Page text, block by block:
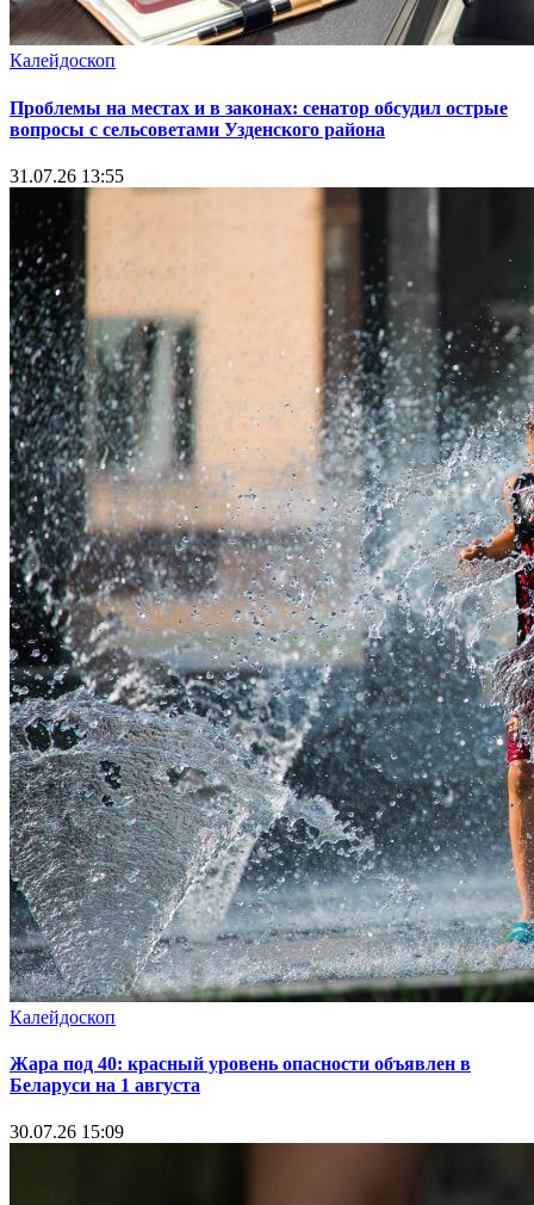
Калейдоскоп
Проблемы на местах и в законах: сенатор обсудил острые
вопросы с сельсоветами Узденского района
31.07.26 13:55
Калейдоскоп
Жара под 40: красный уровень опасности объявлен в
Беларуси на 1 августа
30.07.26 15:09